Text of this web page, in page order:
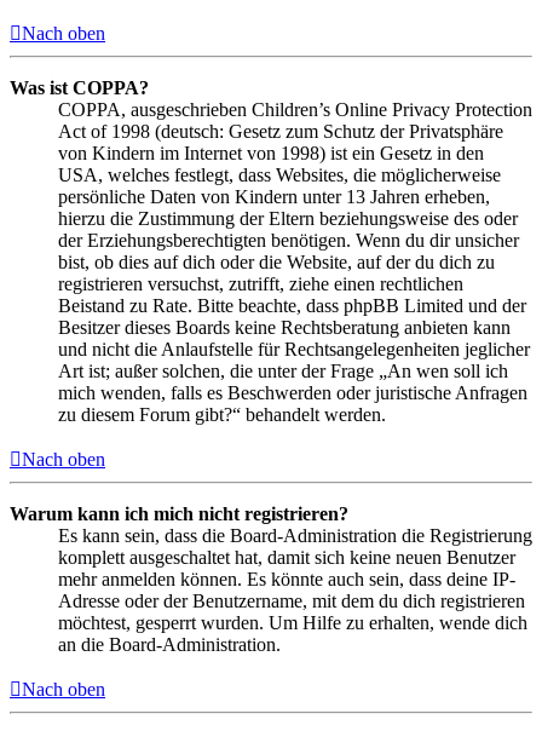
Nach oben
Was ist COPPA?
COPPA, ausgeschrieben Children’s Online Privacy Protection
Act of 1998 (deutsch: Gesetz zum Schutz der Privatsphäre
von Kindern im Internet von 1998) ist ein Gesetz in den
USA, welches festlegt, dass Websites, die möglicherweise
persönliche Daten von Kindern unter 13 Jahren erheben,
hierzu die Zustimmung der Eltern beziehungsweise des oder
der Erziehungsberechtigten benötigen. Wenn du dir unsicher
bist, ob dies auf dich oder die Website, auf der du dich zu
registrieren versuchst, zutrifft, ziehe einen rechtlichen
Beistand zu Rate. Bitte beachte, dass phpBB Limited und der
Besitzer dieses Boards keine Rechtsberatung anbieten kann
und nicht die Anlaufstelle für Rechtsangelegenheiten jeglicher
Art ist; außer solchen, die unter der Frage „An wen soll ich
mich wenden, falls es Beschwerden oder juristische Anfragen
zu diesem Forum gibt?“ behandelt werden.
Nach oben
Warum kann ich mich nicht registrieren?
Es kann sein, dass die Board-Administration die Registrierung
komplett ausgeschaltet hat, damit sich keine neuen Benutzer
mehr anmelden können. Es könnte auch sein, dass deine IP-
Adresse oder der Benutzername, mit dem du dich registrieren
möchtest, gesperrt wurden. Um Hilfe zu erhalten, wende dich
an die Board-Administration.
Nach oben